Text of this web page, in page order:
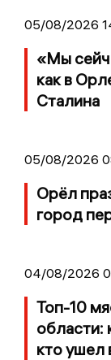
05/08/2026
«Мы
как в
Сталина
05/08/2026
Орёл
город
04/08/2026
Топ-10
области:
кто ушел